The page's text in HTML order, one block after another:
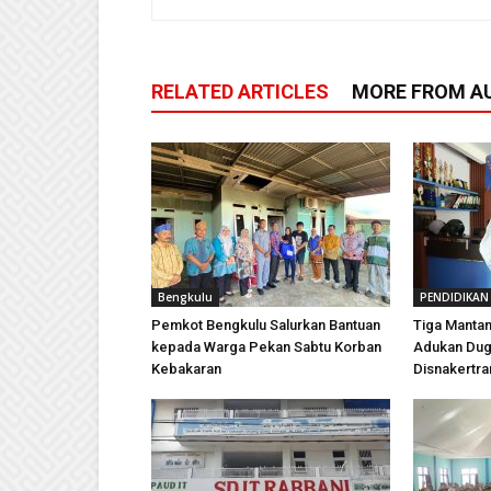
RELATED ARTICLES MORE FROM
Bengkulu
Pemkot Bengkulu Salurkan Bantuan
kepada Warga Pekan Sabtu Korban
Kebakaran
PENDIDIKAN
Tiga
Adukan